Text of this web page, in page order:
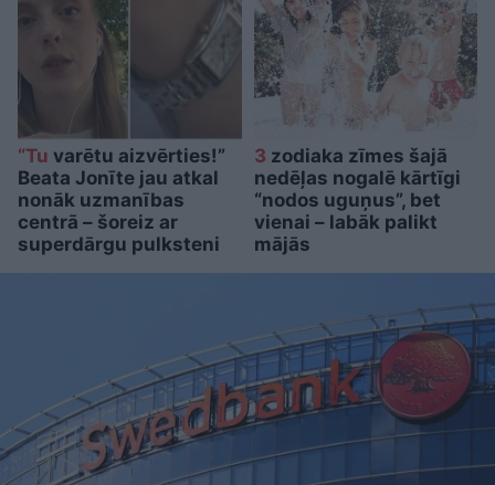
“Tu varētu aizvērties!”
Beata Jonīte jau atkal
nonāk uzmanības
centrā – šoreiz ar
superdārgu pulksteni
3 zodiaka zīmes šajā
nedēļas nogalē kārtīgi
“nodos uguņus”, bet
vienai – labāk palikt
mājās